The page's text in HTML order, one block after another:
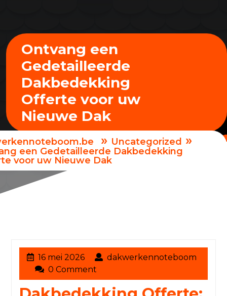
Ontvang een
Gedetailleerde
Dakbedekking
Offerte voor uw
Nieuwe Dak
» Uncategorized »
een Gedetailleerde Dakbedekking
voor uw Nieuwe Dak
16 mei 202616
mei
2026
dakwerkennoteboom
dakwerkennoteboom
0 Comment